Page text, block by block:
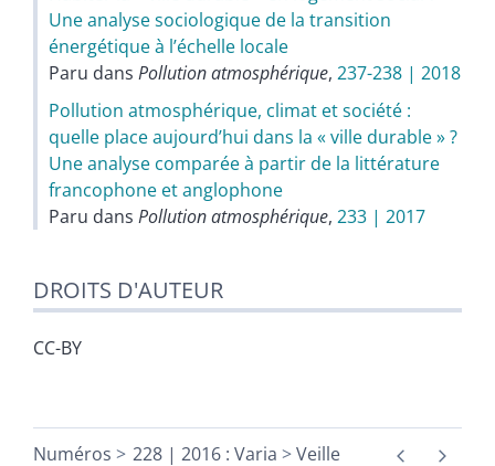
Une analyse sociologique de la transition
énergétique à l’échelle locale
Paru dans Pollution atmosphérique, 237-238 | 2018
Pollution atmosphérique, climat et société :
quelle place aujourd’hui dans la « ville durable » ?
Une analyse comparée à partir de la littérature
francophone et anglophone
Paru dans Pollution atmosphérique, 233 | 2017
DROITS D'AUTEUR
CC-BY
Numéros 228 | 2016 : Varia Veille